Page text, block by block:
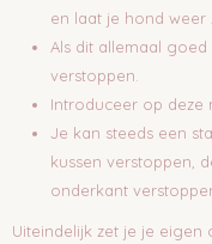
en laat je hond weer
Als dit allemaal
verstoppen.
Introduceer op deze
Je kan steeds een
kussen verstoppen,
onderkant
Uiteindelijk zet je je eigen